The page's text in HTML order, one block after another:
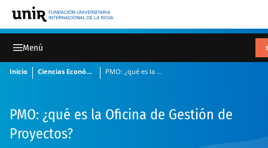
Inicio Ciencias Económicas y Administrativas PMO: ¿qué es la Oficina de Gestión de Proyectos?
PMO: ¿qué es la Oficina de Gestión de
Proyectos?